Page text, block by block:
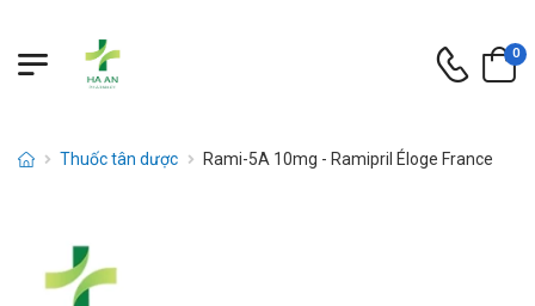
0
Thuốc tân dược Rami-5A 10mg - Ramipril Éloge France